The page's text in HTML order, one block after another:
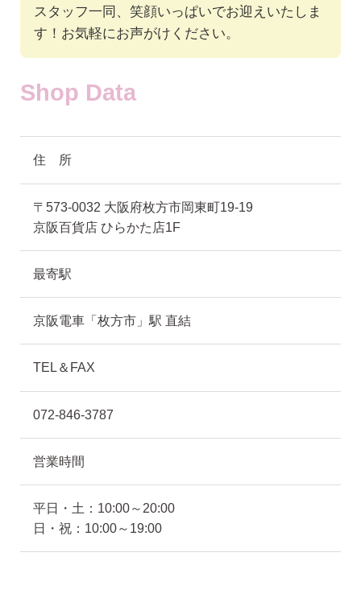
スタッフ一同、笑顔いっぱいでお迎えいたしま
す！お気軽にお声がけください。
Shop Data
住 所
〒573-0032 大阪府枚方市岡東町19-19
京阪百貨店 ひらかた店1F
最寄駅
京阪電車「枚方市」駅 直結
TEL＆FAX
072-846-3787
営業時間
平日・土：10:00～20:00
日・祝：10:00～19:00